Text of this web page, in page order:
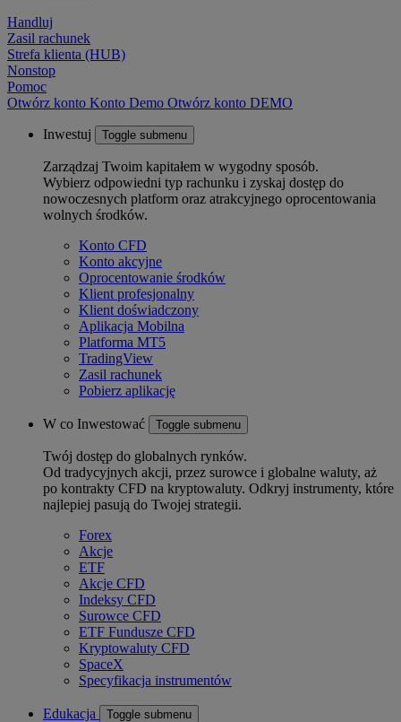
Handluj
Zasil rachunek
Strefa klienta (HUB)
Nonstop
Pomoc
Otwórz konto Konto Demo Otwórz konto DEMO
Inwestuj Toggle submenu
Zarządzaj Twoim kapitałem w wygodny sposób.
Wybierz odpowiedni typ rachunku i zyskaj dostęp do
nowoczesnych platform oraz atrakcyjnego oprocentowania
wolnych środków.
Konto CFD
Konto akcyjne
Oprocentowanie środków
Klient profesjonalny
Klient doświadczony
Aplikacja Mobilna
Platforma MT5
TradingView
Zasil rachunek
Pobierz aplikację
W co Inwestować Toggle submenu
Twój dostęp do globalnych rynków.
Od tradycyjnych akcji, przez surowce i globalne waluty, aż
po kontrakty CFD na kryptowaluty. Odkryj instrumenty, które
najlepiej pasują do Twojej strategii.
Forex
Akcje
ETF
Akcje CFD
Indeksy CFD
Surowce CFD
ETF Fundusze CFD
Kryptowaluty CFD
SpaceX
Specyfikacja instrumentów
Edukacja Toggle submenu